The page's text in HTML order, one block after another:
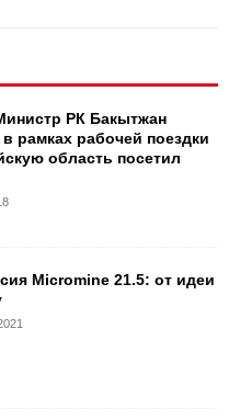
РК Бакытжан
в рамках рабочей поездки
область посетил
Micromine 21.5: от идеи